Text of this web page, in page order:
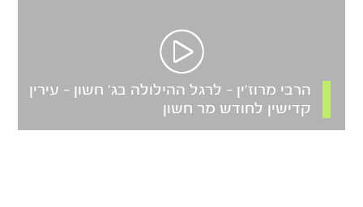
הרבי מרוז’ין – לרגל ההילולה בג’ חשון – עירין
קדישין לחודש מר חשון